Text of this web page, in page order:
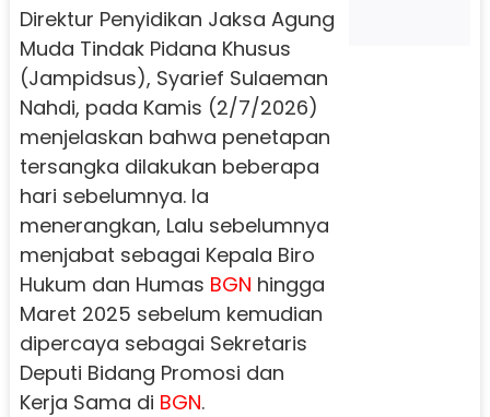
Direktur Penyidikan Jaksa Agung
Muda Tindak Pidana Khusus
(Jampidsus), Syarief Sulaeman
Nahdi, pada Kamis (2/7/2026)
menjelaskan bahwa penetapan
tersangka dilakukan beberapa
hari sebelumnya. Ia
menerangkan, Lalu sebelumnya
menjabat sebagai Kepala Biro
Hukum dan Humas BGN hingga
Maret 2025 sebelum kemudian
dipercaya sebagai Sekretaris
Deputi Bidang Promosi dan
Kerja Sama di BGN.